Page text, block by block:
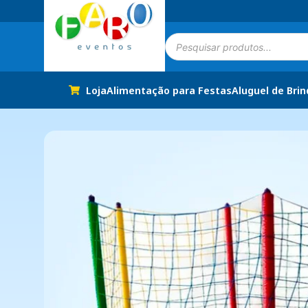
LojaAlimentação para FestasAluguel de